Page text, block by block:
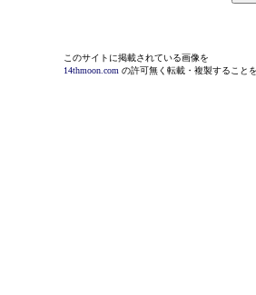
このサイトに掲載されている画像を
14thmoon.com の許可無く転載・複製すること